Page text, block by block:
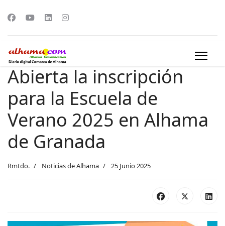
Abierta la inscripción
para la Escuela de
Verano 2025 en Alhama
de Granada
Rmtdo. Noticias de Alhama 25 Junio 2025